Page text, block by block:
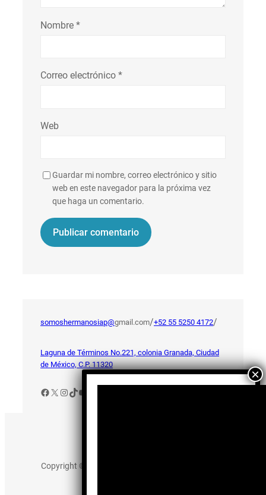
Nombre *
Correo electrónico *
Web
Guardar mi nombre, correo electrónico y sitio
web en este navegador para la próxima vez
que haga un comentario.
somoshermanosiap@gmail.com/+52 55 5250 4172/
Laguna de Términos No.221, colonia Granada, Ciudad
de México, C.P. 11320
Facebook
X Instagram
TikTok
YouTube
Copyright © 2025 somos-hermanos.mx. Todos los